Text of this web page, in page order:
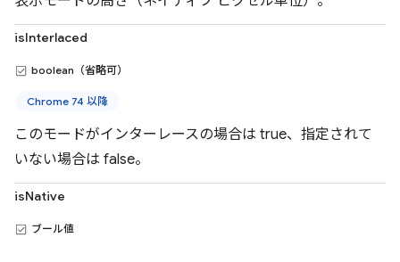
isInterlaced
boolean（省略可）
Chrome 74 以降
このモードがインターレースの場合は true、指定されて
いない場合は false。
isNative
ブール値